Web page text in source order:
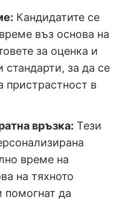
Кандидатите се
въз основа на
за оценка и
за да се
пристрастност в
връзка: Тези
време на
на тяхното
помогнат да